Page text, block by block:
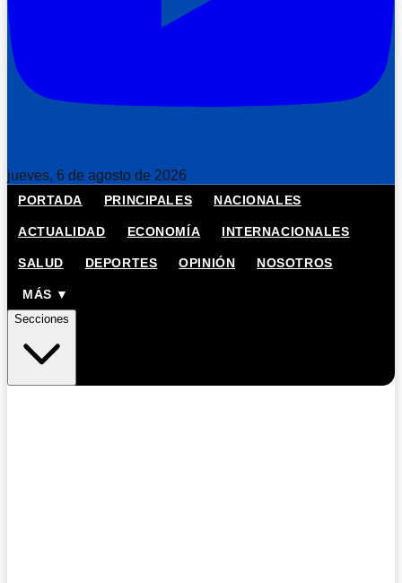
jueves, 6 de agosto de 2026
PORTADA PRINCIPALES NACIONALES
ACTUALIDAD ECONOMÍA INTERNACIONALES
SALUD DEPORTES OPINIÓN NOSOTROS
MÁS ▼
Secciones